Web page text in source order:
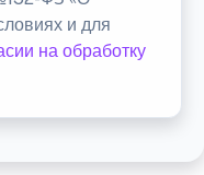
и для
на обработку